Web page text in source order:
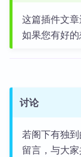
这篇插件文
如果您有好的
讨论
若阁下有独
留言，与大家